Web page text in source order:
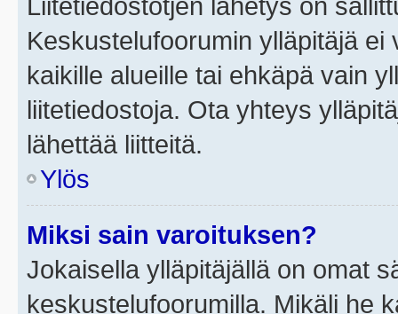
Keskustelufoorumin ylläpitäjä
kaikille alueille tai ehkäpä vain
liitetiedostoja. Ota yhteys
lähettää liitteitä.
Ylös
Miksi sain varoituksen?
Jokaisella ylläpitäjällä on omat
keskustelufoorumilla. Mikäli he